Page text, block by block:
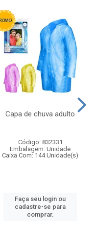
Capa de chuva adulto
Código: 832331
Embalagem: Unidade
Caixa Com: 144 Unidade(s)
Faça seu login ou
cadastre-se para
comprar.